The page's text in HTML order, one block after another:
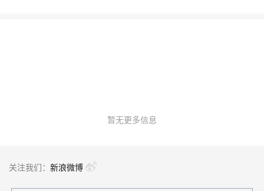
暂无更多信息
关注我们： 新浪微博